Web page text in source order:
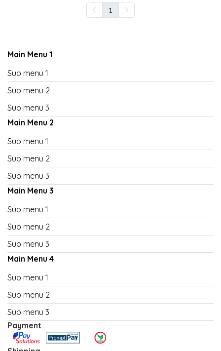
1
Main Menu 1
Sub menu 1
Sub menu 2
Sub menu 3
Main Menu 2
Sub menu 1
Sub menu 2
Sub menu 3
Main Menu 3
Sub menu 1
Sub menu 2
Sub menu 3
Main Menu 4
Sub menu 1
Sub menu 2
Sub menu 3
Payment